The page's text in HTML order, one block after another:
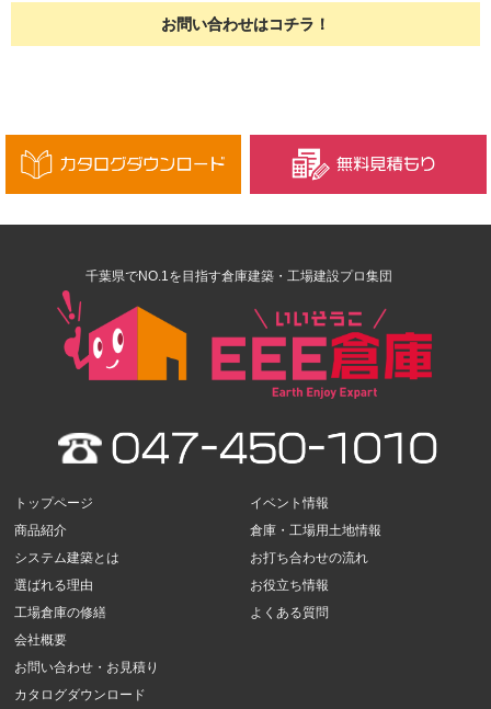
お問い合わせはコチラ！
千葉県でNO.1を目指す倉庫建築・工場建設プロ集団
トップページ
商品紹介
システム建築とは
選ばれる理由
工場倉庫の修繕
会社概要
お問い合わせ・お見積り
カタログダウンロード
イベント情報
倉庫・工場用土地情報
お打ち合わせの流れ
お役立ち情報
よくある質問